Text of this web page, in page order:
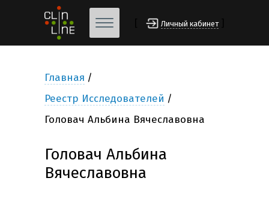
Личный кабинет
Главная
Реестр Исследователей
Головач Альбина Вячеславовна
Головач Альбина
Вячеславовна